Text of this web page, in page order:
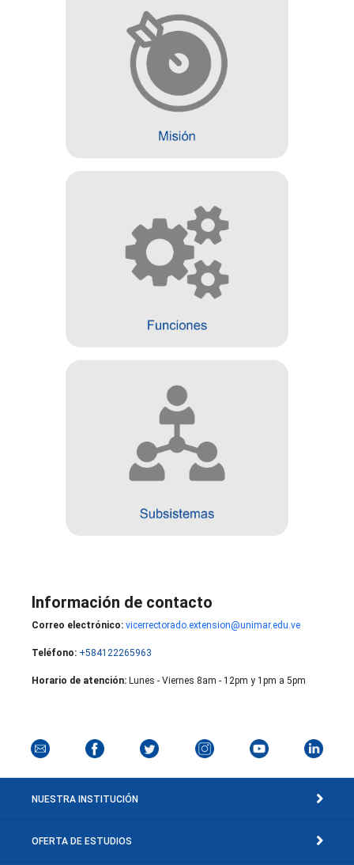
Información de contacto
Correo electrónico: vicerrectorado.extension@unimar.edu.ve
Teléfono: +584122265963
Horario de atención: Lunes - Viernes 8am - 12pm y 1pm a 5pm
NUESTRA INSTITUCIÓN
OFERTA DE ESTUDIOS